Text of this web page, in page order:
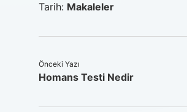
Tarih: Makaleler
Önceki Yazı
Homans Testi Nedir